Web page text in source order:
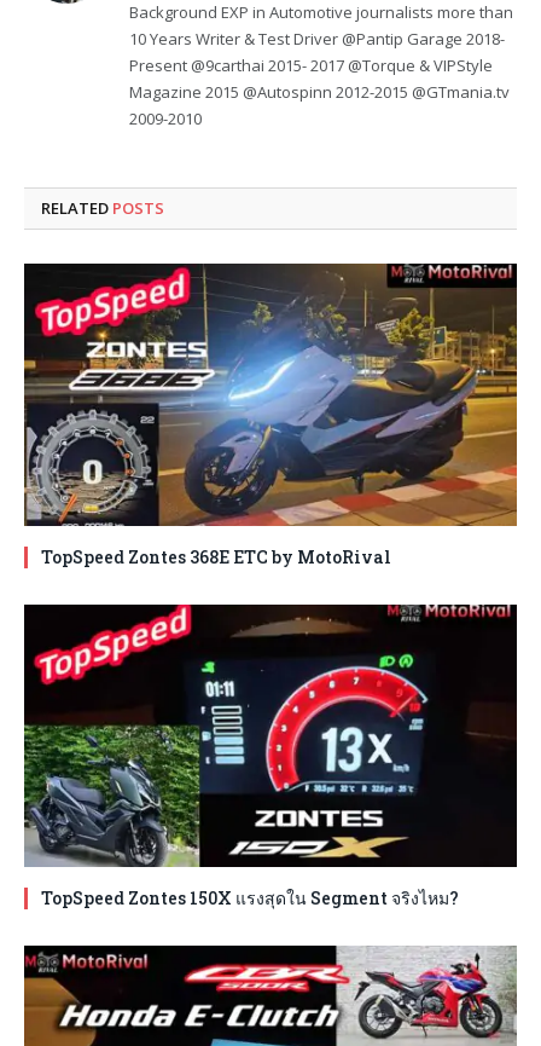
Background EXP in Automotive journalists more than
10 Years Writer & Test Driver @Pantip Garage 2018-
Present @9carthai 2015- 2017 @Torque & VIPStyle
Magazine 2015 @Autospinn 2012-2015 @GTmania.tv
2009-2010
RELATED POSTS
TopSpeed Zontes 368E ETC by MotoRival
TopSpeed Zontes 150X แรงสุดใน Segment จริงไหม?